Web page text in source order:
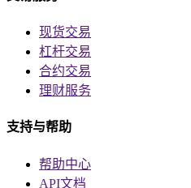
现货交易
杠杆交易
合约交易
理财服务
支持与帮助
帮助中心
API文档